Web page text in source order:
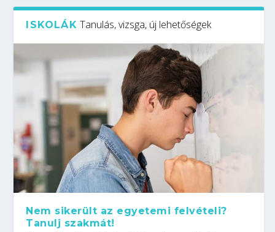
ISKOLÁK Tanulás, vizsga, új lehetőségek
Nem sikerült az egyetemi felvételi?
Tanulj szakmát!